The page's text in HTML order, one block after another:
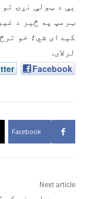
یې د ټولې نړۍ
ټرمپ په څېر د
کېدای شي؛ خو
لرلای.
Facebook
Facebook
Next article